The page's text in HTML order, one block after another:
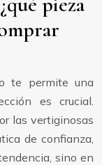
te permite una
es crucial.
las vertiginosas
de confianza,
sino en